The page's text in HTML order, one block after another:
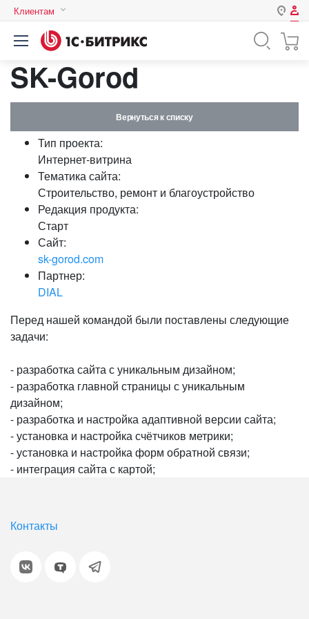
Клиентам
Авторизация
Нет аккаунта?
Логин
Пароль
Запомнить меня на этом
SK-Gorod
Вернуться к списку
Тип проекта:
Интернет-витрина
Тематика сайта:
Строительство, ремонт и благоустройство
Редакция продукта:
Старт
Сайт:
sk-gorod.com
Партнер:
DIAL
Перед нашей командой были поставлены следующие
задачи:
- разработка сайта с уникальным дизайном;
- разработка главной страницы с уникальным
дизайном;
- разработка и настройка адаптивной версии сайта;
- установка и настройка счётчиков метрики;
- установка и настройка форм обратной связи;
- интеграция сайта с картой;
Контакты